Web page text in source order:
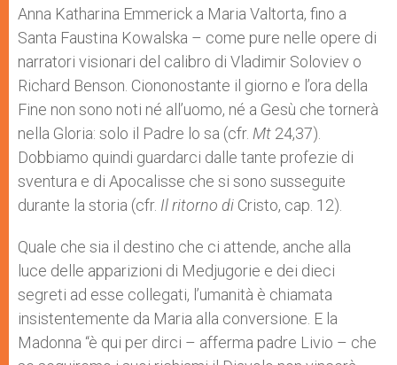
Anna Katharina Emmerick a Maria Valtorta, fino a
Santa Faustina Kowalska – come pure nelle opere di
narratori visionari del calibro di Vladimir Soloviev o
Richard Benson. Ciononostante il giorno e l’ora della
Fine non sono noti né all’uomo, né a Gesù che tornerà
nella Gloria: solo il Padre lo sa (cfr. Mt 24,37).
Dobbiamo quindi guardarci dalle tante profezie di
sventura e di Apocalisse che si sono susseguite
durante la storia (cfr. Il ritorno di Cristo, cap. 12).
Quale che sia il destino che ci attende, anche alla
luce delle apparizioni di Medjugorie e dei dieci
segreti ad esse collegati, l’umanità è chiamata
insistentemente da Maria alla conversione. E la
Madonna “è qui per dirci – afferma padre Livio – che